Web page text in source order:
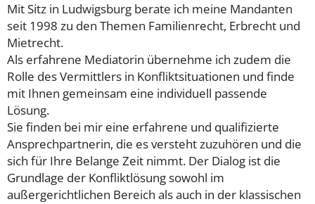
Mit Sitz in Ludwigsburg berate ich meine Mandanten
seit 1998 zu den Themen Familienrecht, Erbrecht und
Mietrecht.
Als erfahrene Mediatorin übernehme ich zudem die
Rolle des Vermittlers in Konfliktsituationen und finde
mit Ihnen gemeinsam eine individuell passende
Lösung.
Sie finden bei mir eine erfahrene und qualifizierte
Ansprechpartnerin, die es versteht zuzuhören und die
sich für Ihre Belange Zeit nimmt. Der Dialog ist die
Grundlage der Konfliktlösung sowohl im
außergerichtlichen Bereich als auch in der klassischen